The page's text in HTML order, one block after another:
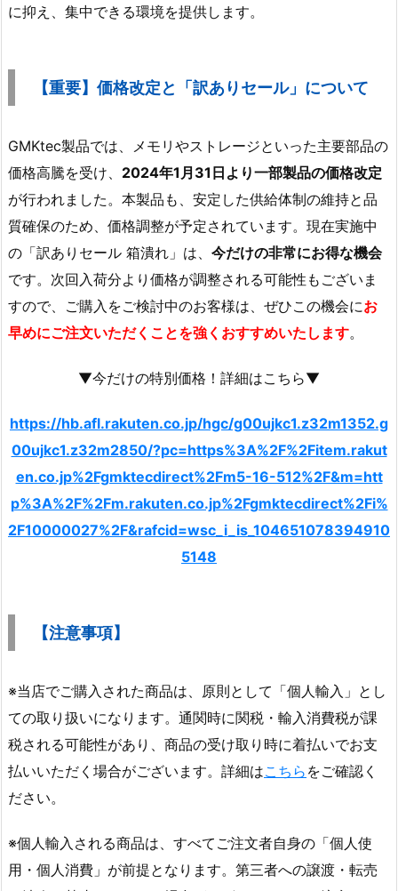
に抑え、集中できる環境を提供します。
【重要】価格改定と「訳ありセール」について
GMKtec製品では、メモリやストレージといった主要部品の
価格高騰を受け、 2024年1月31日より一部製品の価格改定
が行われました。本製品も、安定した供給体制の維持と品
質確保のため、価格調整が予定されています。現在実施中
の「訳ありセール 箱潰れ」は、 今だけの非常にお得な機会
です。次回入荷分より価格が調整される可能性もございま
すので、ご購入をご検討中のお客様は、ぜひこの機会にお
早めにご注文いただくことを強くおすすめいたします。
▼今だけの特別価格！詳細はこちら▼
https://hb.afl.rakuten.co.jp/hgc/g00ujkc1.z32m1352.g
00ujkc1.z32m2850/?pc=https%3A%2F%2Fitem.rakut
en.co.jp%2Fgmktecdirect%2Fm5-16-512%2F&m=htt
p%3A%2F%2Fm.rakuten.co.jp%2Fgmktecdirect%2Fi%
2F10000027%2F&rafcid=wsc_i_is_104651078394910
5148
【注意事項】
※当店でご購入された商品は、原則として「個人輸入」とし
ての取り扱いになります。通関時に関税・輸入消費税が課
税される可能性があり、商品の受け取り時に着払いでお支
払いいただく場合がございます。詳細はこちら をご確認く
ださい。
※個人輸入される商品は、すべてご注文者自身の「個人使
用・個人消費」が前提となります。第三者への譲渡・転売